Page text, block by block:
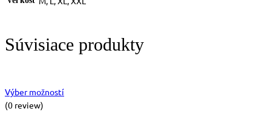
Súvisiace produkty
Výber možností
(0 review)